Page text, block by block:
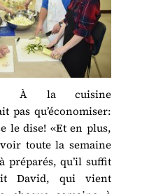
À la cuisine
pas qu’économiser:
le dise! «Et en plus,
toute la semaine
préparés, qu’il suffit
David, qui vient